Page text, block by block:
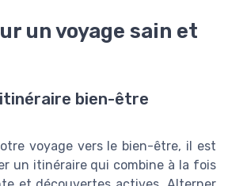
un voyage sain et
bien-être
voyage vers le bien-être, il est
un itinéraire qui combine à la fois